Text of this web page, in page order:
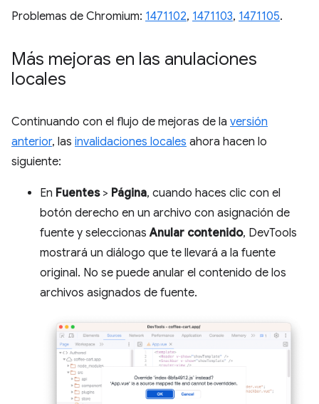
Problemas de Chromium: 1471102, 1471103, 1471105.
Más mejoras en las anulaciones
locales
Continuando con el flujo de mejoras de la versión
anterior, las invalidaciones locales ahora hacen lo
siguiente:
En Fuentes> Página, cuando haces clic con el
botón derecho en un archivo con asignación de
fuente y seleccionasAnular contenido, DevTools
mostrará un diálogo que te llevará a la fuente
original. No se puede anular el contenido de los
archivos asignados de fuente.